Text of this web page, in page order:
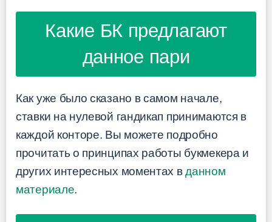
Какие БК предлагают
данное пари
Как уже было сказано в самом начале,
ставки на нулевой гандикап принимаются в
каждой конторе. Вы можете подробно
прочитать о принципах работы букмекера и
других интересных моментах вданном
материале.